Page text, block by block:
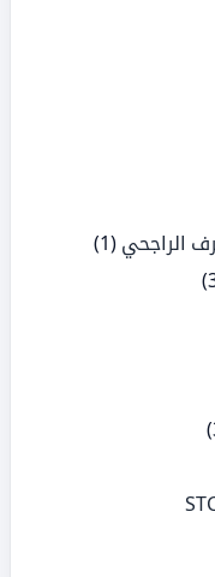
الراجحي (1)